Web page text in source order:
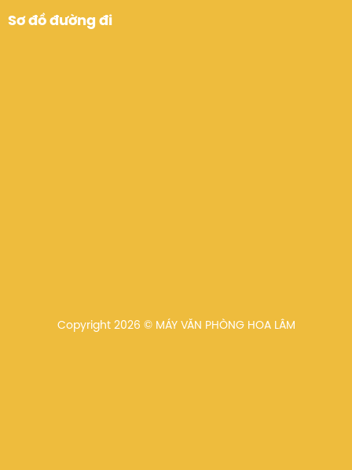
Sơ đồ đường đi
Copyright 2026 © MÁY VĂN PHÒNG HOA LÂM